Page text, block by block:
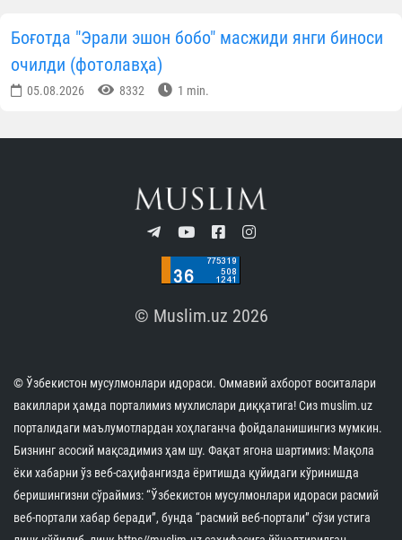
Боғотда "Эрали эшон бобо" масжиди янги биноси
очилди (фотолавҳа)
05.08.2026 8332 1 min.
© Muslim.uz 2026
© Ўзбекистон мусулмонлари идораси. Оммавий ахборот воситалари
вакиллари ҳамда порталимиз мухлислари диққатига! Сиз muslim.uz
порталидаги маълумотлардан хоҳлаганча фойдаланишингиз мумкин.
Бизнинг асосий мақсадимиз ҳам шу. Фақат ягона шартимиз: Мақола
ёки хабарни ўз веб-саҳифангизда ёритишда қуйидаги кўринишда
беришингизни сўраймиз: “Ўзбекистон мусулмонлари идораси расмий
веб-портали хабар беради”, бунда “расмий веб-портали” сўзи устига